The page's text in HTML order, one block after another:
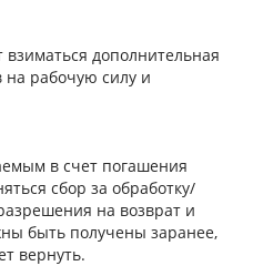
взиматься дополнительная
на рабочую силу и
в счет погашения
сбор за обработку/
на возврат и
быть получены заранее,
вернуть.